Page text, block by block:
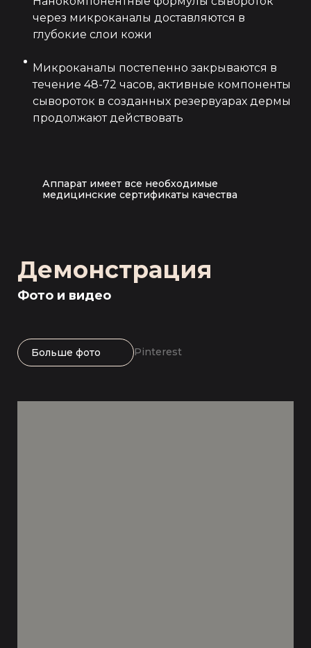
через микроканалы доставляются в
глубокие слои кожи
Микроканалы постепенно закрываются в
течение 48-72 часов, активные компоненты
сывороток в созданных резервуарах дермы
продолжают действовать
Аппарат имеет все необходимые
медицинские сертификаты качества
Демонстрация
Фото и видео
Больше фото Pinterest